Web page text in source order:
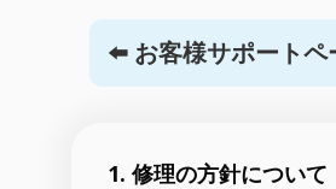
⬅️ お客様サポートペ
1. 修理の方針について